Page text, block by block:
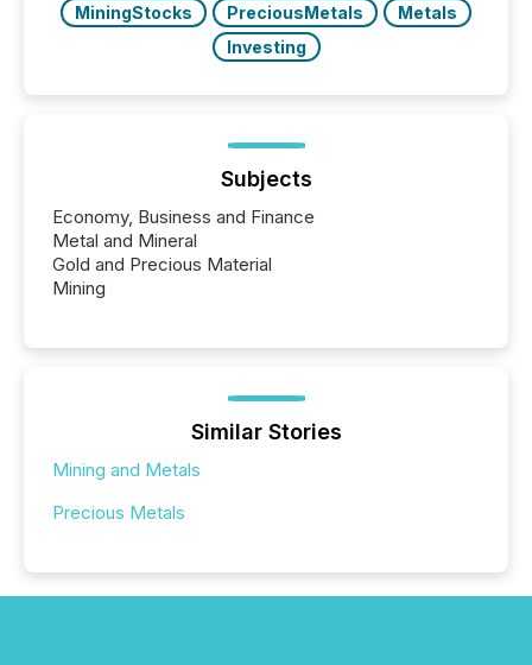
MiningStocks
PreciousMetals
Metals
Investing
Subjects
Economy, Business and Finance
Metal and Mineral
Gold and Precious Material
Mining
Similar Stories
Mining and Metals
Precious Metals